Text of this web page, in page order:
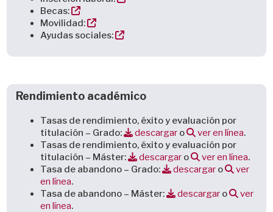
Becas:
Movilidad:
Ayudas sociales:
Rendimiento académico
Tasas de rendimiento, éxito y evaluación por
titulación – Grado:
descargar o ver en línea.
Tasas de rendimiento, éxito y evaluación por
titulación – Máster:
descargar o ver en línea.
Tasa de abandono – Grado:
descargar o
ver
en línea.
Tasa de abandono – Máster:
descargar o
ver
en línea.